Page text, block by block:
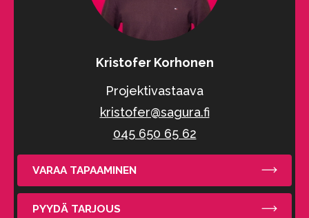
Kristofer Korhonen
Projektivastaava
kristofer@sagura.fi
045 650 65 62
VARAA TAPAAMINEN
PYYDÄ TARJOUS